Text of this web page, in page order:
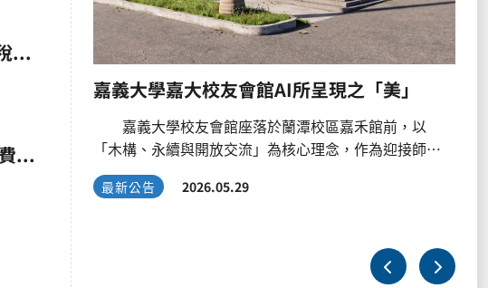
【轉知】桃園市政府地方稅務局舉辦115年「稅創藝」租稅短片創作競賽，總獎金超過9萬元！
【轉知】汽車燃料使用費改名為「公路使用養護安全管理費」。
AI所呈現之「美」
蘭潭校區嘉禾館前，以
核心理念，作為迎接師
。建築量體以交錯木構屋
學深厚的農林背景與木構
精神。 立面設計
過通透而輕盈的建築表
之間的視覺連結，使校友
或保密期限： 附件：如說明三 主旨：
義大學傑出校友與傑出校友特殊貢獻
辦法」（含推薦表）暨辦理本校115年
「傑出校友特殊貢獻獎」、「榮譽校
服務及貢獻獎」選拔活動，請查照並
說明： 一、依據115年5月12日本校
會議決議辦理。 二、本(115)年度選拔
貢獻獎及榮譽校友選拔辦法」及「國
(三)請備妥推薦表及相關佐證資料，
室校友服務組（蘭潭校區行政中心2樓